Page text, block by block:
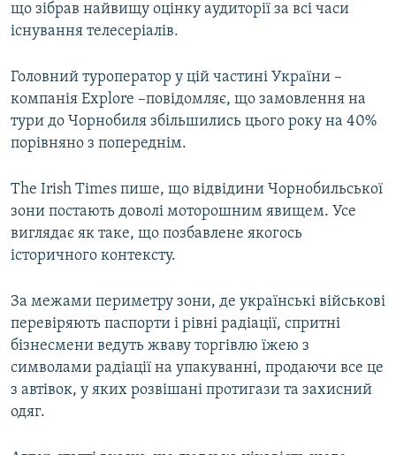
що зібрав найвищу оцінку аудиторії за всі часи
існування телесеріалів.
Головний туроператор у цій частині України –
компанія Explore –повідомляє, що замовлення на
тури до Чорнобиля збільшились цього року на 40%
порівняно з попереднім.
The Irish Times пише, що відвідини Чорнобильської
зони постають доволі моторошним явищем. Усе
виглядає як таке, що позбавлене якогось
історичного контексту.
За межами периметру зони, де українські військові
перевіряють паспорти і рівні радіації, спритні
бізнесмени ведуть жваву торгівлю їжею з
символами радіації на упакуванні, продаючи все це
з автівок, у яких розвішані протигази та захисний
одяг.